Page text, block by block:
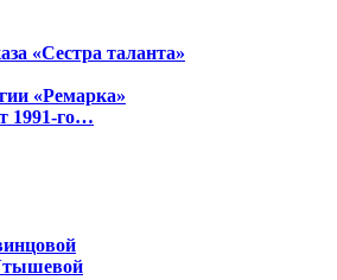
«Сестра таланта»
«Ремарка»
1991-го…